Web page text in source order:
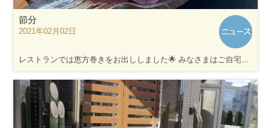
節分
2021年02月02日
レストランでは恵方巻きをお出ししました🌟 みなさまはご自宅...